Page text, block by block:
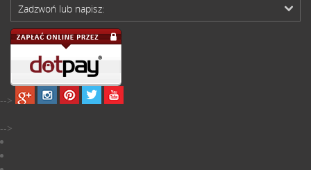
Zadzwoń lub napisz:
-->
-->